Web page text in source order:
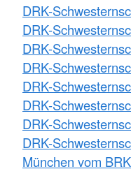
DRK-
DRK-
DRK-
DRK-
DRK-
DRK-
DRK-
DRK-
München vom